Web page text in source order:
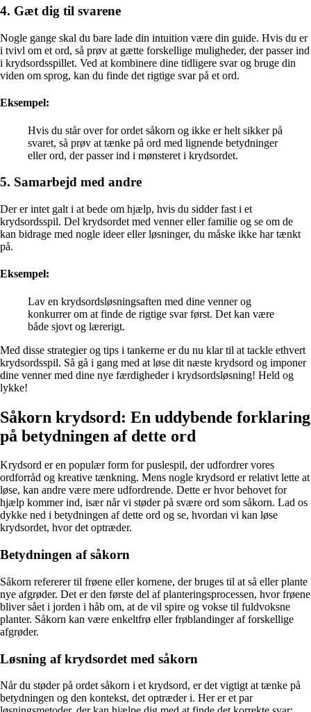
4. Gæt dig til svarene
Nogle gange skal du bare lade din intuition være din guide. Hvis du er
i tvivl om et ord, så prøv at gætte forskellige muligheder, der passer ind
i krydsordsspillet. Ved at kombinere dine tidligere svar og bruge din
viden om sprog, kan du finde det rigtige svar på et ord.
Eksempel:
Hvis du står over for ordet såkorn og ikke er helt sikker på
svaret, så prøv at tænke på ord med lignende betydninger
eller ord, der passer ind i mønsteret i krydsordet.
5. Samarbejd med andre
Der er intet galt i at bede om hjælp, hvis du sidder fast i et
krydsordsspil. Del krydsordet med venner eller familie og se om de
kan bidrage med nogle ideer eller løsninger, du måske ikke har tænkt
på.
Eksempel:
Lav en krydsordsløsningsaften med dine venner og
konkurrer om at finde de rigtige svar først. Det kan være
både sjovt og lærerigt.
Med disse strategier og tips i tankerne er du nu klar til at tackle ethvert
krydsordsspil. Så gå i gang med at løse dit næste krydsord og imponer
dine venner med dine nye færdigheder i krydsordsløsning! Held og
lykke!
Såkorn krydsord: En uddybende forklaring
på betydningen af dette ord
Krydsord er en populær form for puslespil, der udfordrer vores
ordforråd og kreative tænkning. Mens nogle krydsord er relativt lette at
løse, kan andre være mere udfordrende. Dette er hvor behovet for
hjælp kommer ind, især når vi støder på svære ord som såkorn. Lad os
dykke ned i betydningen af dette ord og se, hvordan vi kan løse
krydsordet, hvor det optræder.
Betydningen af såkorn
Såkorn refererer til frøene eller kornene, der bruges til at så eller plante
nye afgrøder. Det er den første del af planteringsprocessen, hvor frøene
bliver sået i jorden i håb om, at de vil spire og vokse til fuldvoksne
planter. Såkorn kan være enkeltfrø eller frøblandinger af forskellige
afgrøder.
Løsning af krydsordet med såkorn
Når du støder på ordet såkorn i et krydsord, er det vigtigt at tænke på
betydningen og den kontekst, det optræder i. Her er et par